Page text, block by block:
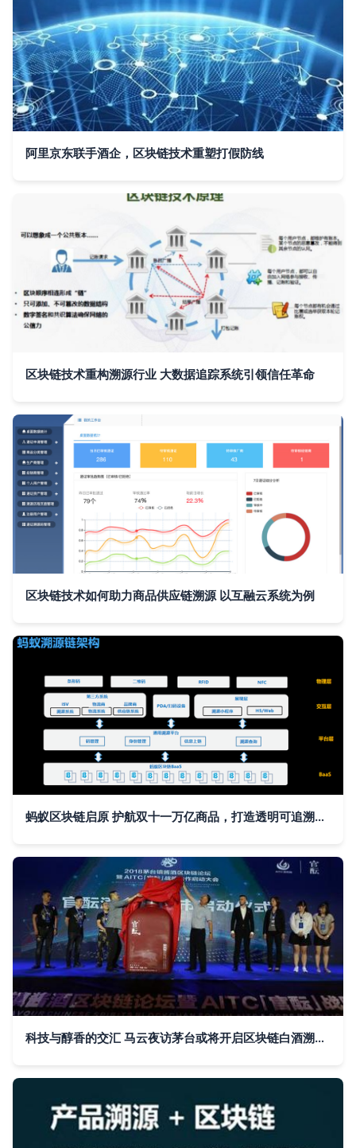
阿里京东联手酒企，区块链技术重塑打假防线
区块链技术重构溯源行业 大数据追踪系统引领信任革命
区块链技术如何助力商品供应链溯源 以互融云系统为例
蚂蚁区块链启原 护航双十一万亿商品，打造透明可追溯的数字信任体系
科技与醇香的交汇 马云夜访茅台或将开启区块链白酒溯源新纪元